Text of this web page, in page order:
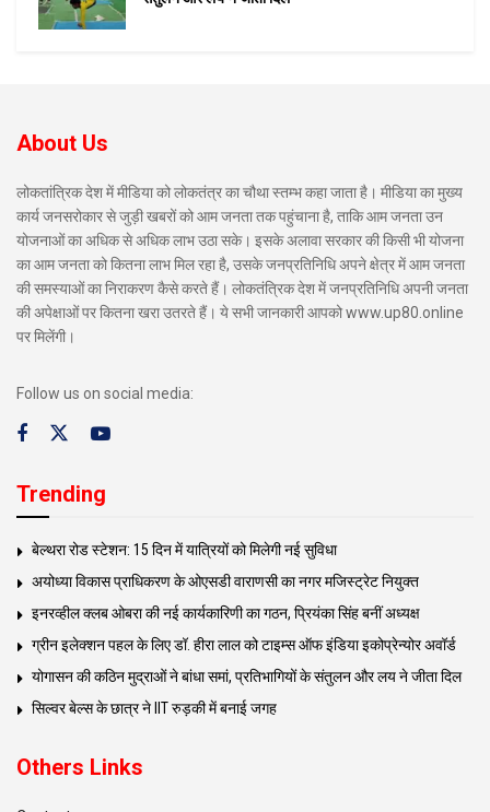
About Us
लोकतांत्रिक देश में मीडिया को लोकतंत्र का चौथा स्तम्भ कहा जाता है। मीडिया का मुख्य
कार्य जनसरोकार से जुड़ी खबरों को आम जनता तक पहुंचाना है, ताकि आम जनता उन
योजनाओं का अधिक से अधिक लाभ उठा सके। इसके अलावा सरकार की किसी भी योजना
का आम जनता को कितना लाभ मिल रहा है, उसके जनप्रतिनिधि अपने क्षेत्र में आम जनता
की समस्याओं का निराकरण कैसे करते हैं। लोकतंत्रिक देश में जनप्रतिनिधि अपनी जनता
की अपेक्षाओं पर कितना खरा उतरते हैं। ये सभी जानकारी आपको www.up80.online
पर मिलेंगी।
Follow us on social media:
Trending
बेल्थरा रोड स्टेशन: 15 दिन में यात्रियों को मिलेगी नई सुविधा
अयोध्या विकास प्राधिकरण के ओएसडी वाराणसी का नगर मजिस्ट्रेट नियुक्त
इनरव्हील क्लब ओबरा की नई कार्यकारिणी का गठन, प्रियंका सिंह बनीं अध्यक्ष
ग्रीन इलेक्शन पहल के लिए डॉ. हीरा लाल को टाइम्स ऑफ इंडिया इकोप्रेन्योर अवॉर्ड
योगासन की कठिन मुद्राओं ने बांधा समां, प्रतिभागियों के संतुलन और लय ने जीता दिल
सिल्वर बेल्स के छात्र ने IIT रुड़की में बनाई जगह
Others Links